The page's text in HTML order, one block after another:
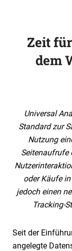
Zeit
dem
Universal
Standard zur
Nutzung
Seitenaufrufe
oder Käufe
jedoch einen
Tracking-
Seit der
angelegte